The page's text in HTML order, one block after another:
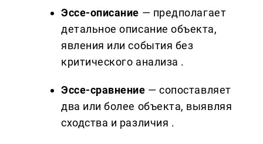
Эссе-описание — предполагает
детальное описание объекта,
явления или события без
критического анализа .
Эссе-сравнение — сопоставляет
два или более объекта, выявляя
сходства и различия .